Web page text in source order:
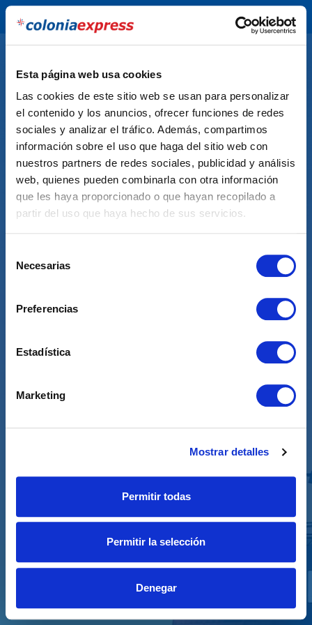
Esta página web usa cookies
Las cookies de este sitio web se usan para personalizar
el contenido y los anuncios, ofrecer funciones de redes
sociales y analizar el tráfico. Además, compartimos
información sobre el uso que haga del sitio web con
nuestros partners de redes sociales, publicidad y análisis
web, quienes pueden combinarla con otra información
que les haya proporcionado o que hayan recopilado a
partir del uso que haya hecho de sus servicios.
Necesarias
Preferencias
Estadística
Marketing
Mostrar detalles
Permitir todas
Permitir la selección
Denegar
En
Where are you travelling
Select where you are travelling from